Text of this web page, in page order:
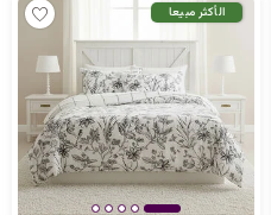
د الأكثر مبيعا